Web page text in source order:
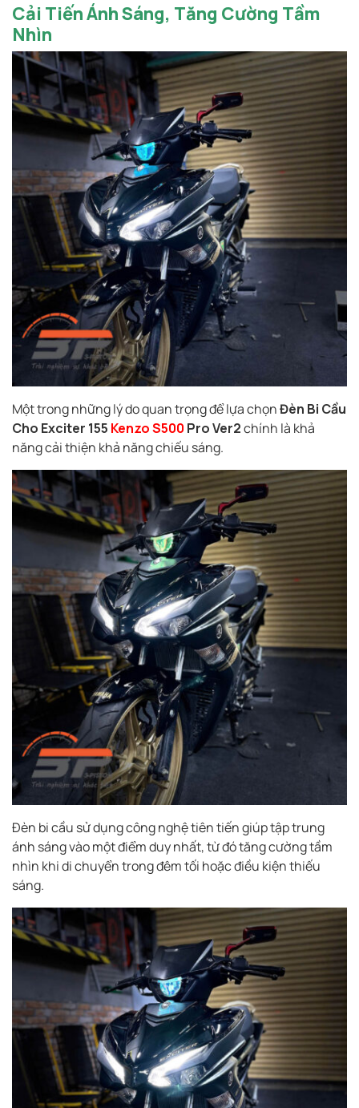
Cải Tiến Ánh Sáng, Tăng Cường Tầm
Nhìn
Một trong những lý do quan trọng để lựa chọnĐèn Bi Cầu
Cho Exciter 155 Kenzo S500 Pro Ver2chính là khả
năng cải thiện khả năng chiếu sáng.
Đèn bi cầu sử dụng công nghệ tiên tiến giúp tập trung
ánh sáng vào một điểm duy nhất, từ đó tăng cường tầm
nhìn khi di chuyển trong đêm tối hoặc điều kiện thiếu
sáng.